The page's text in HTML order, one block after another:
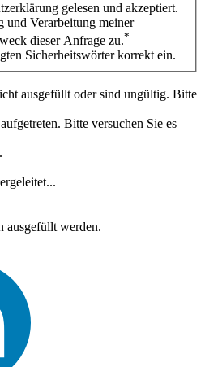
gelesen und akzeptiert.
und Verarbeitung meiner
dieser Anfrage zu.*
Sicherheitswörter korrekt ein.
ausgefüllt oder sind ungültig. Bitte
Bitte versuchen Sie es
ausgefüllt werden.